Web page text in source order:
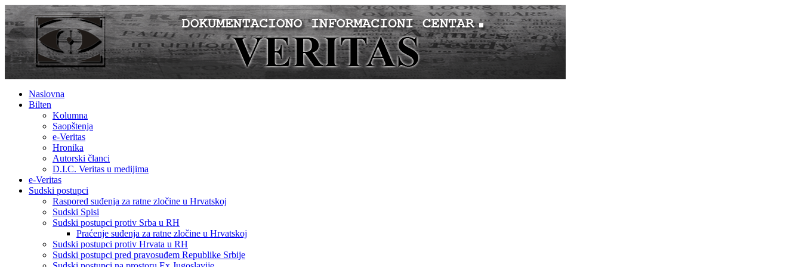
Naslovna
Bilten
Kolumna
Saopštenja
e-Veritas
Hronika
Autorski članci
D.I.C. Veritas u medijima
e-Veritas
Sudski postupci
Raspored suđenja za ratne zločine u Hrvatskoj
Sudski Spisi
Sudski postupci protiv Srba u RH
Praćenje suđenja za ratne zločine u Hrvatskoj
Sudski postupci protiv Hrvata u RH
Sudski postupci pred pravosuđem Republike Srbije